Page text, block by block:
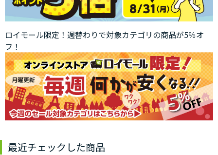
ロイモール限定！週替わりで対象カテゴリの商品が5％オ
フ！
最近チェックした商品